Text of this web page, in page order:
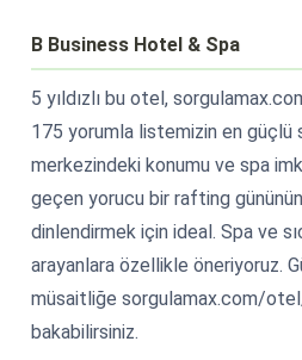
B Business Hotel & Spa
5 yıldızlı bu otel,
175 yorumla listemizin en güçlü
merkezindeki konumu ve spa
geçen yorucu bir rafting gününün
dinlendirmek için ideal. Spa ve
arayanlara özellikle öneriyoruz.
müsaitliğe sorgulamax.com/
bakabilirsiniz.